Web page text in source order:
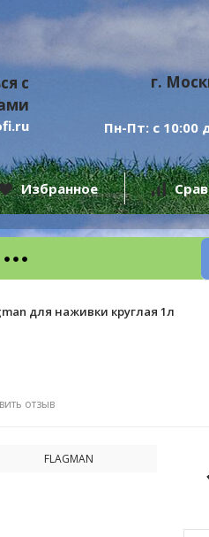
с
г.
Пн-Пт: с 10:00
Избранное
для наживки круглая 1л
отзыв
FLAGMAN